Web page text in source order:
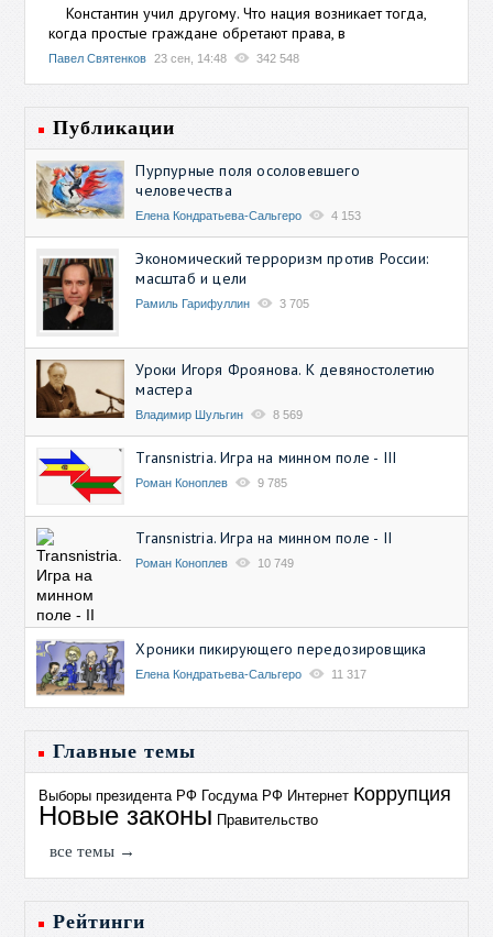
Константин учил другому. Что нация возникает тогда,
когда простые граждане обретают права, в
Павел Святенков 23 сен, 14:48 342 548
Публикации
Пурпурные поля осоловевшего
человечества
Елена Кондратьева-Сальгеро 4 153
Экономический терроризм против России:
масштаб и цели
Рамиль Гарифуллин 3 705
Уроки Игоря Фроянова. К девяностолетию
мастера
Владимир Шульгин 8 569
Transnistria. Игра на минном поле - III
Роман Коноплев 9 785
Transnistria. Игра на минном поле - II
Роман Коноплев 10 749
Хроники пикирующего передозировщика
Елена Кондратьева-Сальгеро 11 317
Главные темы
Выборы президента РФ Госдума РФ Интернет Коррупция
Новые законы Правительство
все темы →
Рейтинги